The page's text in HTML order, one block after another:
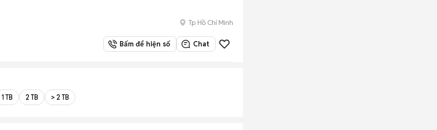
Tp Hồ Chí Minh
Bấm để hiện số Chat
1 TB 2 TB > 2 TB